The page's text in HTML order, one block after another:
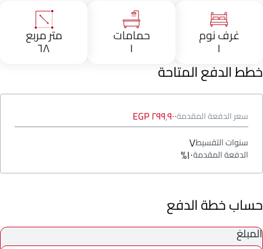
غرف نوم
١
حمامات
١
متر مربع
٦٨
خطط الدفع المتاحة
سعر الدفعة المقدمة٢٩٩٬٩٠٠ EGP
سنوات التقسيط٧
الدفعة المقدمة١٠%
حساب خطة الدفع
المبلغ